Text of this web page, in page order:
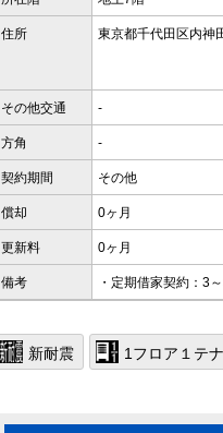
住所 東京都千代田区内神
その他交通 -
方角 -
契約期間 その他
償却 0ヶ月
更新料 0ヶ月
備考 ・定期借家契約：3
新耐震 1フロア１テ